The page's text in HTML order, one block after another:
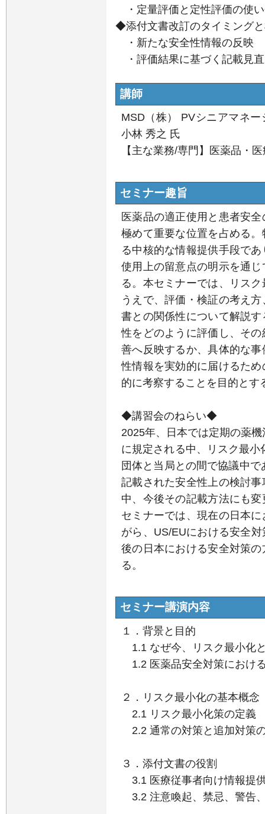
・定量評価と定性評価の使
◆添付文書改訂のタイミング
・新たな安全性情報の反映
・評価結果に基づく記載見
講師
MSD（株） PVシニアマネ
小林 秀之 氏
【主な業務/専門】医薬品・
セミナー趣旨
医薬品の適正使用と患者安
極めて重要な位置を占める
る中核的な情報提供手段で
使用上の留意点の明示を通
る。本セミナーでは、リス
うえで、評価・検証の考え
書との関係性について解説
性をどのように評価し、そ
善へ反映するか、具体的な
性情報を実効的に届けるた
的に考察することを目的とす
◆講習会のねらい◆
2025年、日本では定期の薬
に規定される中、リスク最
団体と当局との間で協議中
記載された安全性上の検討
中、今後その記載方法にも
セミナーでは、現在の日本
がら、US/EUにおける安全
後の日本における安全対策
る。
セミナー講演内容
１．背景と目的
1.1 なぜ今、リスク最小化
1.2 医薬品安全対策におけ
２．リスク最小化の基本概念
2.1 リスク最小化策の定義
2.2 通常の対策と追加対策
３．添付文書の役割
3.1 医療従事者向け情報提
3.2 注意喚起、禁忌、警告